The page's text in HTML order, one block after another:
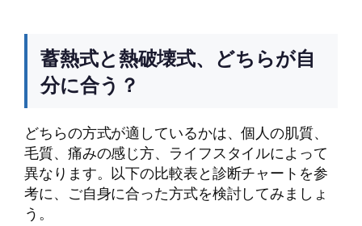
蓄熱式と熱破壊式、どちらが自
分に合う？
どちらの方式が適しているかは、個人の肌質、
毛質、痛みの感じ方、ライフスタイルによって
異なります。以下の比較表と診断チャートを参
考に、ご自身に合った方式を検討してみましょ
う。